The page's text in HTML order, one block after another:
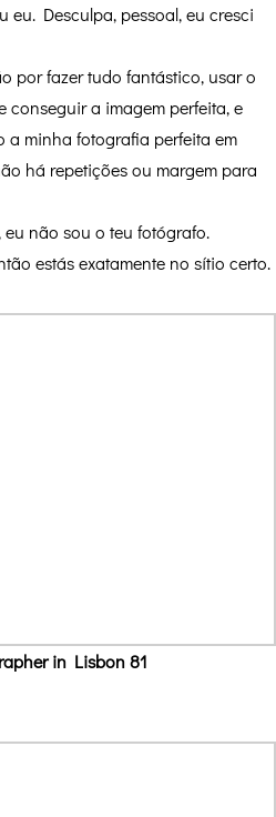
Desculpa, pessoal, eu cresci
por fazer tudo fantástico, usar o
conseguir a imagem perfeita, e
a minha fotografia perfeita em
há repetições ou margem para
não sou o teu fotógrafo.
estás exatamente no sítio certo.
in Lisbon 81